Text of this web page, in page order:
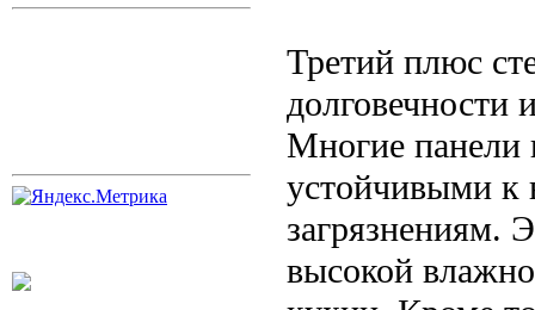
Третий плюс
долговечности
Многие панели
устойчивыми к
загрязнениям.
высокой